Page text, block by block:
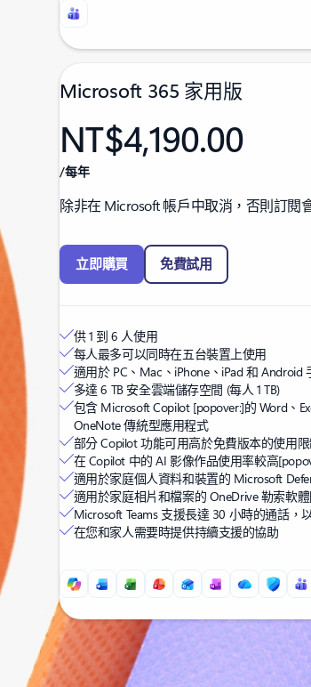
Microsoft 365 家用版
NT$4,190.00
/每年
除非在 Microsoft 帳戶中取消，否則訂閱
立即購買 免費試用
供 1 到 6 人使用
每人最多可以同時在五台裝置上使用
適用於 PC、Mac、iPhone、iPad 和 Android
多達 6 TB 安全雲端儲存空間 (每人 1 TB)
包含 Microsoft Copilot [popover:]的 Word、
OneNote 傳統型應用程式
部分 Copilot 功能可用高於免費版本的使用
在 Copilot 中的 AI 影像作品使用率較高
適用於家庭個人資料和裝置的 Microsoft
適用於家庭相片和檔案的 OneDrive 勒索軟
Microsoft Teams 支援長達 30 小時的通話，
在您和家人需要時提供持續支援的協助
回到索引標籤